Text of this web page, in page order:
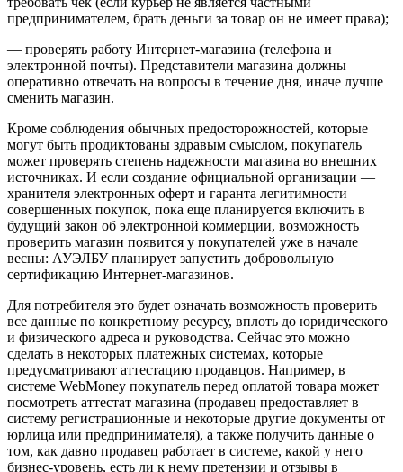
предпринимателем, брать деньги за товар он не имеет права);
— проверять работу Интернет-магазина (телефона и
электронной почты). Представители магазина должны
оперативно отвечать на вопросы в течение дня, иначе лучше
сменить магазин.
Кроме соблюдения обычных предосторожностей, которые
могут быть продиктованы здравым смыслом, покупатель
может проверять степень надежности магазина во внешних
источниках. И если создание официальной организации —
хранителя электронных оферт и гаранта легитимности
совершенных покупок, пока еще планируется включить в
будущий закон об электронной коммерции, возможность
проверить магазин появится у покупателей уже в начале
весны: АУЭЛБУ планирует запустить добровольную
сертификацию Интернет-магазинов.
Для потребителя это будет означать возможность проверить
все данные по конкретному ресурсу, вплоть до юридического
и физического адреса и руководства. Сейчас это можно
сделать в некоторых платежных системах, которые
предусматривают аттестацию продавцов. Например, в
системе WebMoney покупатель перед оплатой товара может
посмотреть аттестат магазина (продавец предоставляет в
систему регистрационные и некоторые другие документы от
юрлица или предпринимателя), а также получить данные о
том, как давно продавец работает в системе, какой у него
бизнес-уровень, есть ли к нему претензии и отзывы в